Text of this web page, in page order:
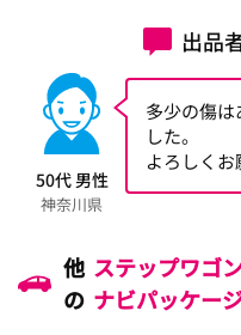
出品
50代 男性
神奈川県
多少の傷は
した。
よろしくお
他
の
ステップワ
ナビパッケー